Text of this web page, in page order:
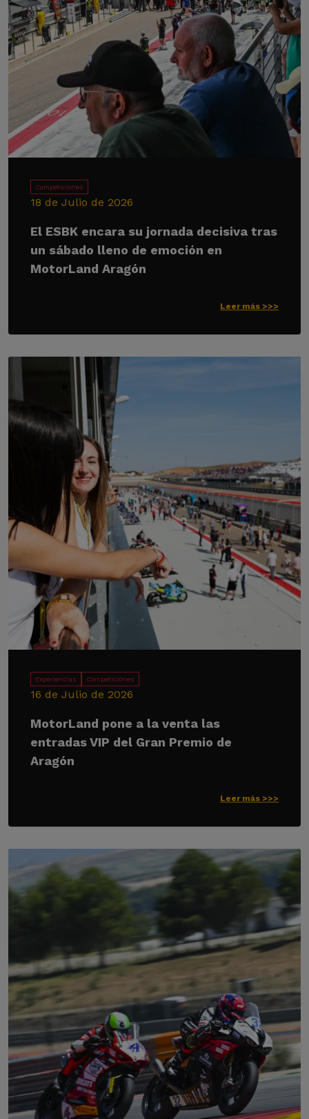
Competiciones
18 de Julio de 2026
El ESBK encara su jornada decisiva tras
un sábado lleno de emoción en
MotorLand Aragón
Leer más >>>
Experiencias Competiciones
16 de Julio de 2026
MotorLand pone a la venta las
entradas VIP del Gran Premio de
Aragón
Leer más >>>